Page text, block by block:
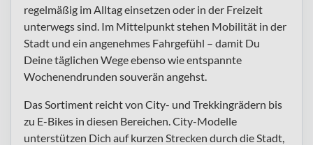
regelmäßig im Alltag einsetzen oder in der Freizeit
unterwegs sind. Im Mittelpunkt stehen Mobilität in der
Stadt und ein angenehmes Fahrgefühl – damit Du
Deine täglichen Wege ebenso wie entspannte
Wochenendrunden souverän angehst.
Das Sortiment reicht von City- und Trekkingrädern bis
zu E-Bikes in diesen Bereichen. City-Modelle
unterstützen Dich auf kurzen Strecken durch die Stadt,